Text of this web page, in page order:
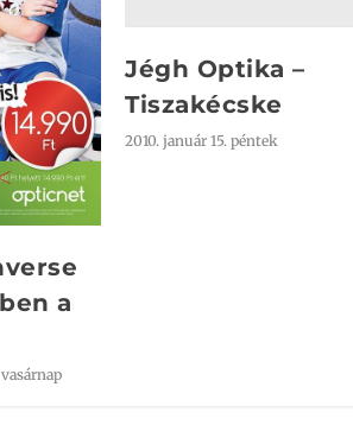
a
Jégh Optika –
Tiszakécske
2010. január 15. péntek